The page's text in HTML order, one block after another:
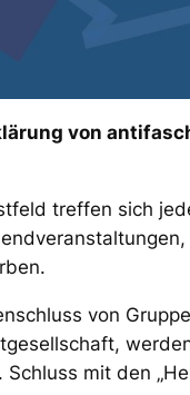
von
treffen sich
von
mit den